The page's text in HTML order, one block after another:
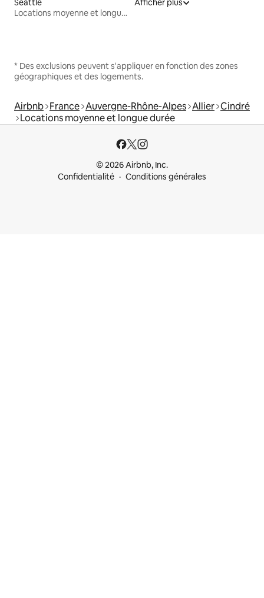
Seattle
Locations moyenne et longue durée
Afficher plus
* Des exclusions peuvent s'appliquer en fonction des zones
géographiques et des logements.
Airbnb France Auvergne-Rhône-Alpes Allier Cindré
Locations moyenne et longue durée
© 2026 Airbnb, Inc.
Confidentialité
Conditions générales